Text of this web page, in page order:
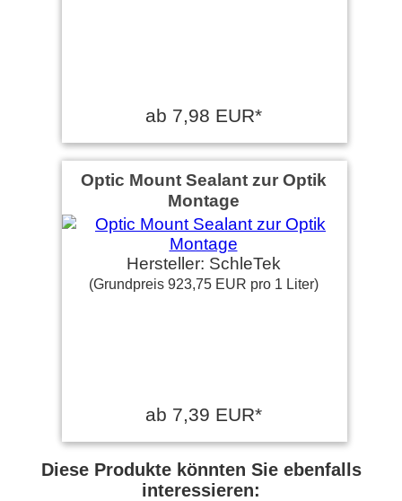
ab 7,98 EUR*
Optic Mount Sealant zur Optik
Montage
Hersteller: SchleTek
(Grundpreis 923,75 EUR pro 1 Liter)
ab 7,39 EUR*
Diese Produkte könnten Sie ebenfalls
interessieren: